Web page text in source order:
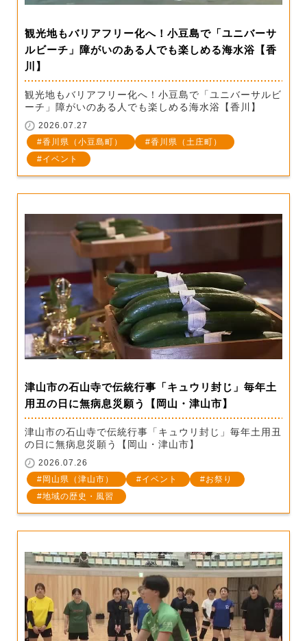
観光地もバリアフリー化へ！小豆島で「ユニバーサ
ルビーチ」障がいのある人でも楽しめる海水浴【香
川】
観光地もバリアフリー化へ！小豆島で「ユニバーサルビ
ーチ」障がいのある人でも楽しめる海水浴【香川】
2026.07.27
香川県（小豆島町）
香川県（土庄町）
イベント
津山市の石山寺で伝統行事「キュウリ封じ」毎年土
用丑の日に無病息災願う【岡山・津山市】
津山市の石山寺で伝統行事「キュウリ封じ」毎年土用丑
の日に無病息災願う【岡山・津山市】
2026.07.26
岡山県（津山市）
イベント
お祭り
地域の歴史・風習